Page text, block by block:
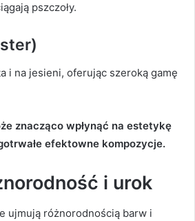
pszczoły.
i na jesieni, oferując szeroką gamę
znacząco wpłynąć na estetykę
efektowne kompozycje.
i urok
ujmują różnorodnością barw i